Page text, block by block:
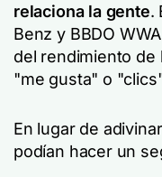
relaciona la gente.
Benz y BBDO
del rendimiento de
"me gusta" o
En lugar de
podían hacer un